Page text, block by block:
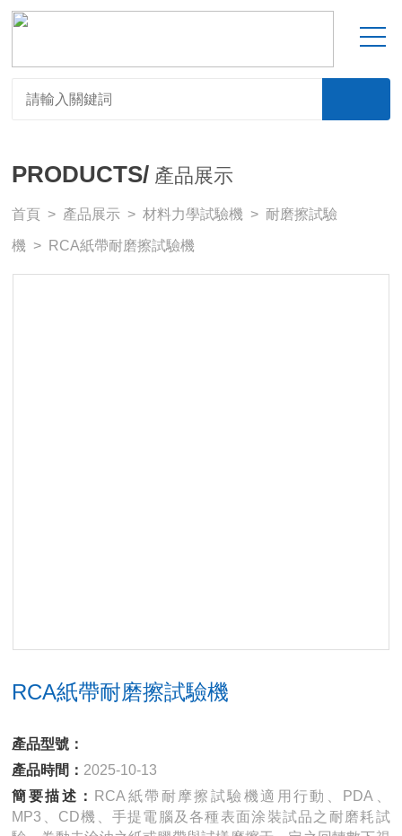
PRODUCTS/ 產品展示
首頁 > 產品展示 >材料力學試驗機 > 耐磨擦試驗
機 > RCA紙帶耐磨擦試驗機
RCA紙帶耐磨擦試驗機
產品型號：
產品時間： 2025-10-13
簡要描述：
RCA紙帶耐摩擦試驗機適用行動、PDA、
MP3、CD機、手提電腦及各種表面涂裝試品之耐磨耗試